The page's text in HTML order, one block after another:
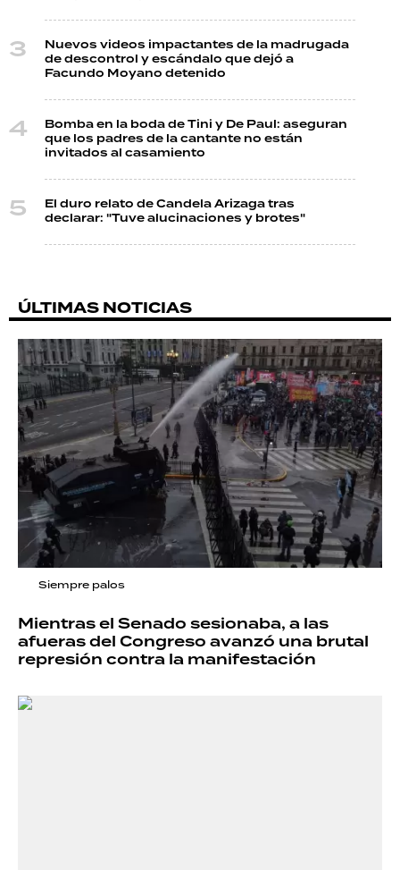
Nuevos videos impactantes de la madrugada
de descontrol y escándalo que dejó a
Facundo Moyano detenido
Bomba en la boda de Tini y De Paul: aseguran
que los padres de la cantante no están
invitados al casamiento
El duro relato de Candela Arizaga tras
declarar: "Tuve alucinaciones y brotes"
ÚLTIMAS NOTICIAS
Siempre palos
Mientras el Senado sesionaba, a las
afueras del Congreso avanzó una brutal
represión contra la manifestación